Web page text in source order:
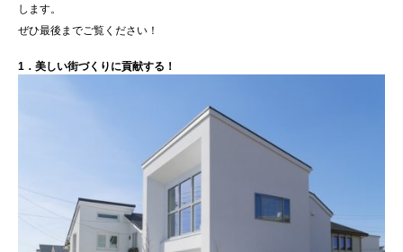
します。
ぜひ最後までご覧ください！
1．美しい街づくりに貢献する！